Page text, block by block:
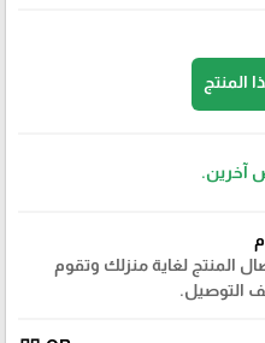
المنتج
آخرين.
المنتج لغاية منزلك وتقوم
التوصيل.